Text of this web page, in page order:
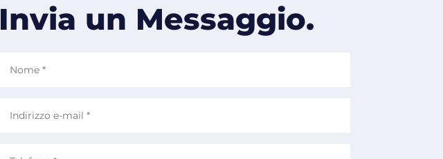
Invia un Messaggio.